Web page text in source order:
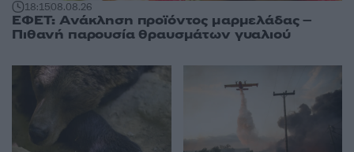
18:1508.08.26
ΕΦΕΤ: Ανάκληση προϊόντος μαρμελάδας –
Πιθανή παρουσία θραυσμάτων γυαλιού